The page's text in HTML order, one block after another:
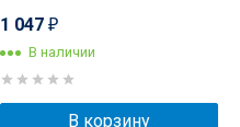
1 047 ₽
В наличии
В корзину